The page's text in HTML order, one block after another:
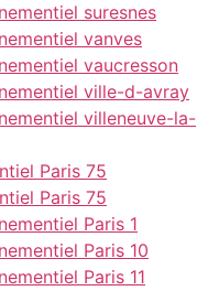
suresnes
vanves
vaucresson
ville-d-avray
villeneuve-la-
Paris 75
Paris 75
Paris 1
Paris 10
Paris 11